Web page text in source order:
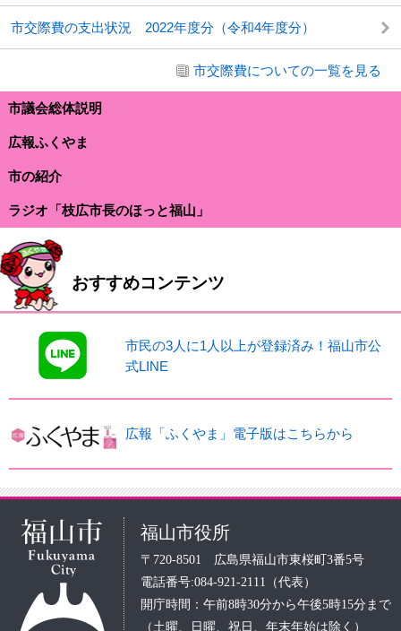
市交際費の支出状況 2022年度分（令和4年度分）
市交際費についての一覧を見る
市議会総体説明
広報ふくやま
市の紹介
ラジオ「枝広市長のほっと福山」
おすすめコンテンツ
市民の3人に1人以上が登録済み！福山市公
式LINE
広報「ふくやま」電子版はこちらから
福山市役所
〒720-8501 広島県福山市東桜町3番5号
電話番号:084-921-2111（代表）
開庁時間：午前8時30分から午後5時15分まで
（土曜、日曜、祝日、年末年始は除く）